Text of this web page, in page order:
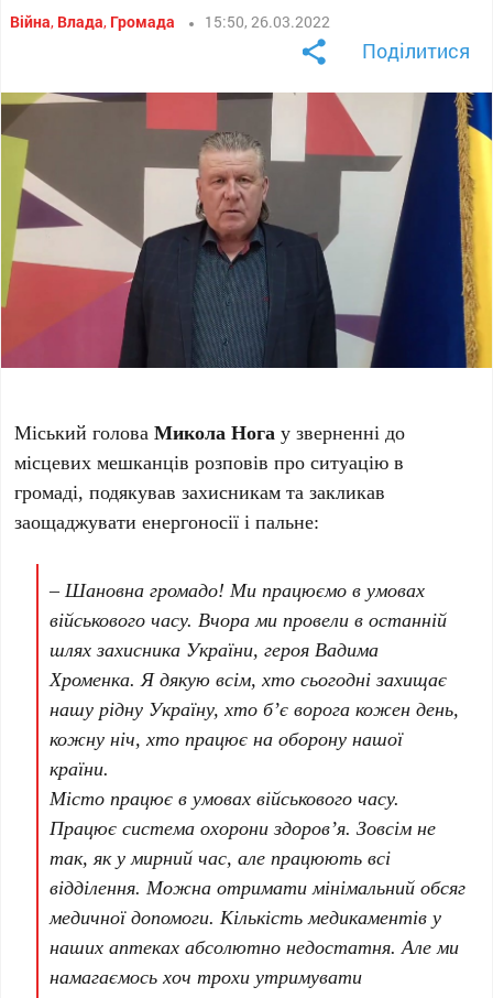
Війна, Влада, Громада 15:50, 26.03.2022
Поділитися
Міський головаМикола Нога у зверненні до
місцевих мешканців розповів про ситуацію в
громаді, подякував захисникам та закликав
заощаджувати енергоносії і пальне:
– Шановна громадо! Ми працюємо в умовах
військового часу. Вчора ми провели в останній
шлях захисника України, героя Вадима
Хроменка. Я дякую всім, хто сьогодні захищає
нашу рідну Україну, хто б’є ворога кожен день,
кожну ніч, хто працює на оборону нашої
країни.
Місто працює в умовах військового часу.
Працює система охорони здоров’я. Зовсім не
так, як у мирний час, але працюють всі
відділення. Можна отримати мінімальний обсяг
медичної допомоги. Кількість медикаментів у
наших аптеках абсолютно недостатня. Але ми
намагаємось хоч трохи утримувати